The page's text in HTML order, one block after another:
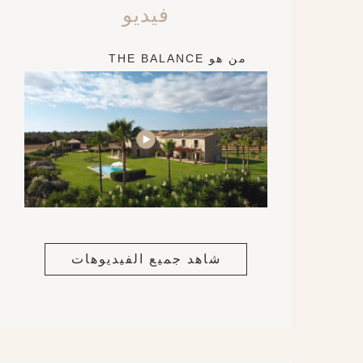
فيديو
من هو THE BALANCE
شاهد جميع الفيديوهات